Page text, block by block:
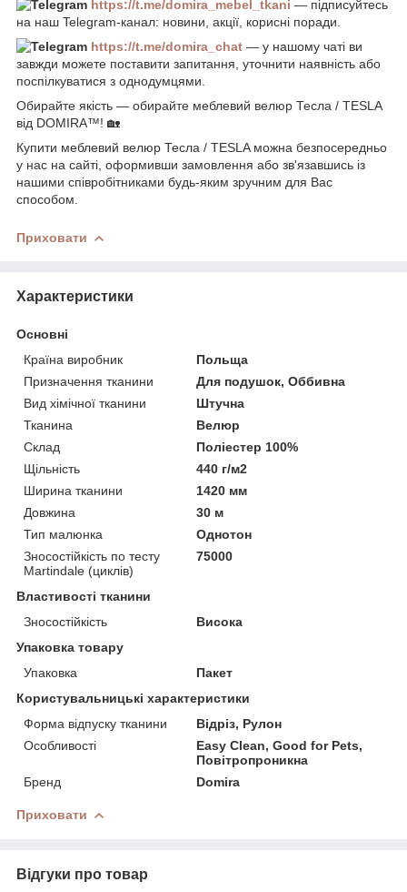
https://t.me/domira_mebel_tkani — підписуйтесь
на наш Telegram-канал: новини, акції, корисні поради.
https://t.me/domira_chat — у нашому чаті ви
завжди можете поставити запитання, уточнити наявність або
поспілкуватися з однодумцями.
Обирайте якість — обирайте меблевий велюр Тесла / TESLA
від DOMIRA™! 🏡
Купити меблевий велюр Тесла / TESLA можна безпосередньо
у нас на сайті, оформивши замовлення або зв'язавшись із
нашими співробітниками будь-яким зручним для Вас
способом.
Приховати
Характеристики
Основні
Країна виробник
Польща
Призначення тканини
Для подушок, Оббивна
Вид хімічної тканини
Штучна
Тканина
Велюр
Склад
Поліестер 100%
Щільність
440 г/м2
Ширина тканини
1420 мм
Довжина
30 м
Тип малюнка
Однотон
Зносостійкість по тесту
Martindale (циклів)
75000
Властивості тканини
Зносостійкість
Висока
Упаковка товару
Упаковка
Пакет
Користувальницькі характеристики
Форма відпуску тканини
Відріз, Рулон
Особливості
Easy Clean, Good for Pets,
Повітропроникна
Бренд
Domira
Приховати
Відгуки про товар